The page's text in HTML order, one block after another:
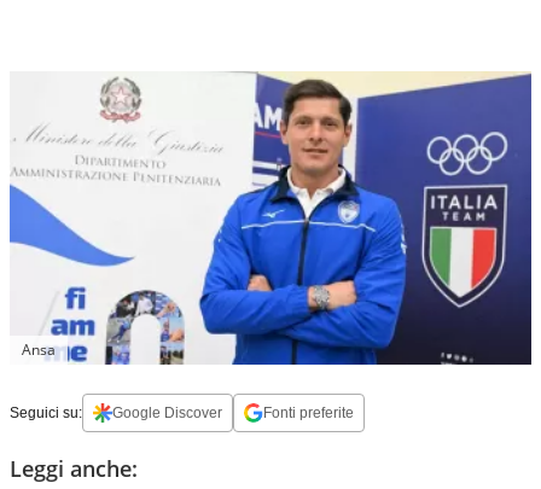
Ansa
Seguici su: Google Discover Fonti preferite
Leggi anche: